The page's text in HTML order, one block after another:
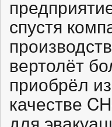
спустя
вертолёт
приобрёл
качестве